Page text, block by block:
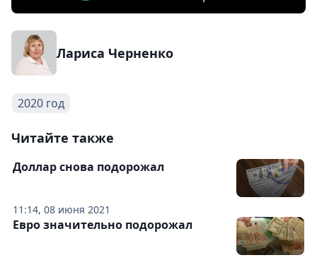
Лариса Черненко
2020 год
Читайте также
11:14, 08 июня 2021
Доллар снова подорожал
Евро значительно подорожал